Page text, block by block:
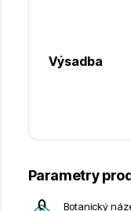
Výsadba
Parametry
Botanický